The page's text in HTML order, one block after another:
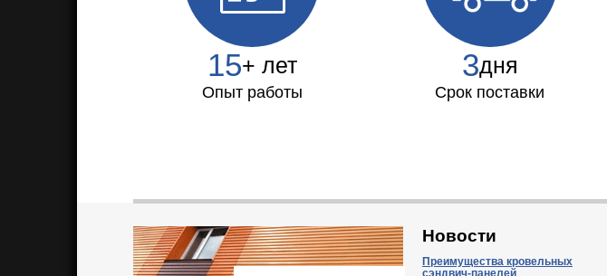
15+ лет
Опыт работы
3дня
Срок поставки
Новости
Преимущества кровельных
сэндвич-панелей